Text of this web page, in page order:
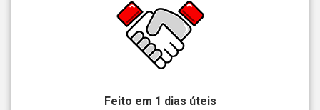
Feito em 1 dias úteis